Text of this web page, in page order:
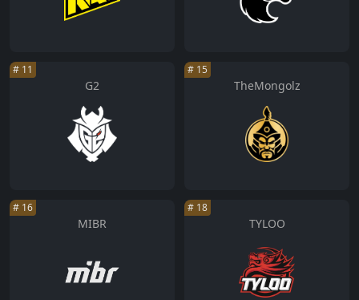
# 11
G2
# 15
TheMongolz
# 16
MIBR
# 18
TYLOO